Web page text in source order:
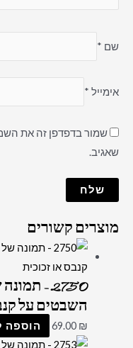
שם *
אימייל *
שמור בדפדפן זה את
שאגיב.
מוצרים קשורים
השבטים על
69.00 ₪ הוספה